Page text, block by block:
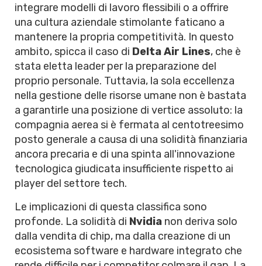
integrare modelli di lavoro flessibili o a offrire
una cultura aziendale stimolante faticano a
mantenere la propria competitività. In questo
ambito, spicca il caso di Delta Air Lines, che è
stata eletta leader per la preparazione del
proprio personale. Tuttavia, la sola eccellenza
nella gestione delle risorse umane non è bastata
a garantirle una posizione di vertice assoluto: la
compagnia aerea si è fermata al centotreesimo
posto generale a causa di una solidità finanziaria
ancora precaria e di una spinta all'innovazione
tecnologica giudicata insufficiente rispetto ai
player del settore tech.
Le implicazioni di questa classifica sono
profonde. La solidità di Nvidia non deriva solo
dalla vendita di chip, ma dalla creazione di un
ecosistema software e hardware integrato che